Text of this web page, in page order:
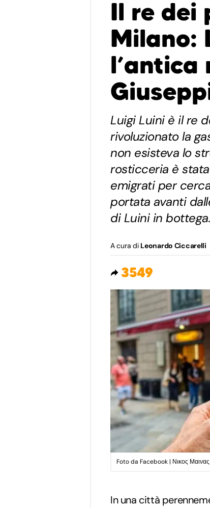
Il re dei
Milano:
l’antica
Luigi Luini è il re
rivoluzionato la
non esisteva lo
rosticceria è
emigrati per
portata avanti
di Luini in bottega.
A cura di Leonardo Ciccarelli
3549
Foto da Facebook | Νικος Μαινας
In una città